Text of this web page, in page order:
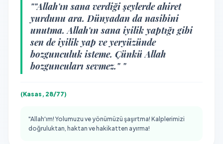
""Allah'ın sana verdiği şeylerde ahiret
yurdunu ara. Dünyadan da nasibini
unutma. Allah'ın sana iyilik yaptığı gibi
sen de iyilik yap ve yeryüzünde
bozgunculuk isteme. Çünkü Allah
bozguncuları sevmez." "
(Kasas, 28/77)
"Allah'ım! Yolumuzu ve yönümüzü şaşırtma! Kalplerimizi
doğruluktan, haktan ve hakikatten ayırma!